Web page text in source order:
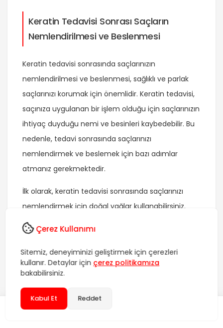
Keratin Tedavisi Sonrası Saçların
Nemlendirilmesi ve Beslenmesi
Keratin tedavisi sonrasında saçlarınızın
nemlendirilmesi ve beslenmesi, sağlıklı ve parlak
saçlarınızı korumak için önemlidir. Keratin tedavisi,
saçınıza uygulanan bir işlem olduğu için saçlarınızın
ihtiyaç duyduğu nemi ve besinleri kaybedebilir. Bu
nedenle, tedavi sonrasında saçlarınızı
nemlendirmek ve beslemek için bazı adımlar
atmanız gerekmektedir.
İlk olarak, keratin tedavisi sonrasında saçlarınızı
nemlendirmek için doğal yağlar kullanabilirsiniz.
Argan yağı, jojoba yağı veya hindistan cevizi yağı
gibi doğal yağlar, saçınızı derinlemesine nemlendirir
ve saç tellerini besler. Bu yağları saçınıza
uygulayarak saçlarınızın nem dengesini
kullanmak da saçınızın nemini korumak için etkili
olacaktır.
Çerez Kullanımı
Sitemiz, deneyiminizi geliştirmek için çerezleri
kullanır. Detaylar için çerez politikamıza
bakabilirsiniz.
Kabul Et Reddet